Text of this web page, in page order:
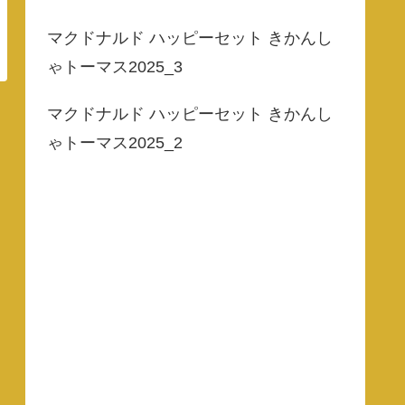
マクドナルド ハッピーセット きかんし
ゃトーマス2025_3
マクドナルド ハッピーセット きかんし
ゃトーマス2025_2